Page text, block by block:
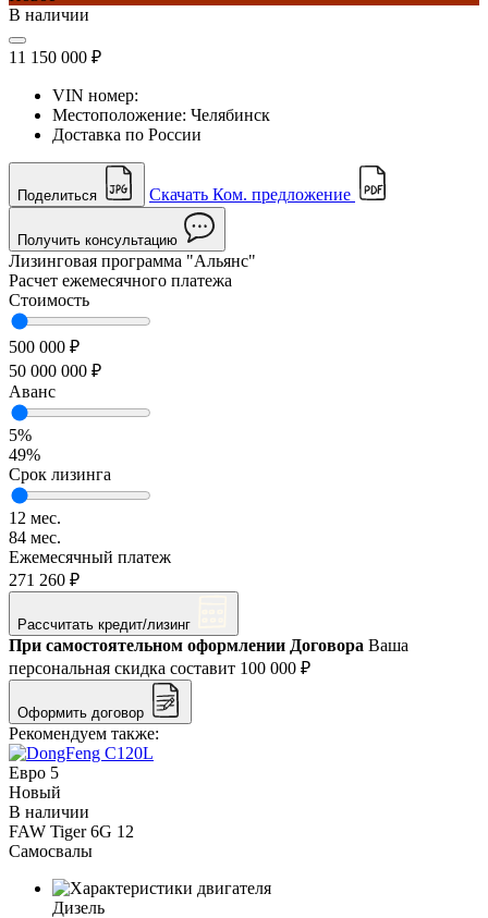
В наличии
11 150 000 ₽
VIN номер:
Местоположение: Челябинск
Доставка по России
Поделиться Скачать Ком. предложение
Получить консультацию
Лизинговая программа "Альянс"
Расчет ежемесячного платежа
Стоимость
500 000 ₽
50 000 000 ₽
Аванс
5%
49%
Срок лизинга
12 мес.
84 мес.
Ежемесячный платеж
271 260 ₽
Рассчитать кредит/лизинг
При самостоятельном оформлении Договора Ваша
персональная скидка составит 100 000 ₽
Оформить договор
Рекомендуем также:
Евро 5
Новый
В наличии
FAW Tiger 6G 12
Самосвалы
Дизель